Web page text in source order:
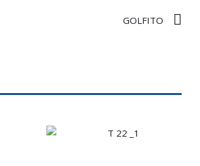
GOLFITO